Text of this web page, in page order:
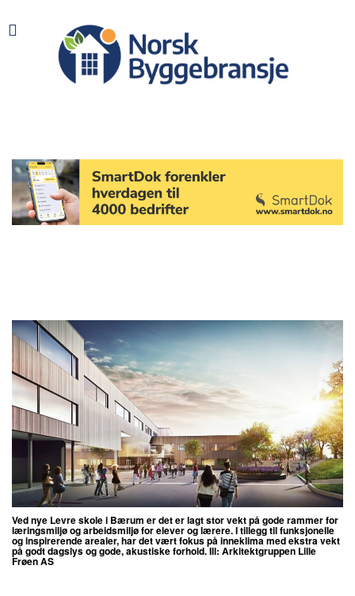
Ved nye Levre skole i Bærum er det er lagt stor vekt på gode rammer for
læringsmiljø og arbeidsmiljø for elever og lærere. I tillegg til funksjonelle
og inspirerende arealer, har det vært fokus på inneklima med ekstra vekt
på godt dagslys og gode, akustiske forhold. Ill: Arkitektgruppen Lille
Frøen AS